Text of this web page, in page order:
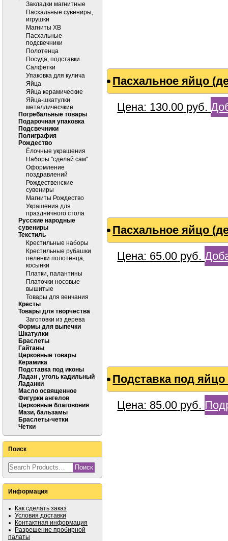
Закладки магнитные
Пасхальные сувениры,
игрушки
Магниты ХВ
Пасхальные
подсвечники
Полотенца
Посуда, подставки
Салфетки
Упаковка для кулича
Яйца
Яйца керамические
Яйца-шкатулки
металличесчкие
Погребальные товары
Подарочная упаковка
Подсвечники
Полиграфия
Рождество
Ёлочные украшения
Наборы "сделай сам"
Оформление
поздравлений
Рождественские
сувениры
Магниты Рождество
Украшения для
праздничного стола
Русские народные
сувениры
Текстиль
Крестильные наборы
Крестильные рубашки
пеленки полотенца,
косынки
Платки, палантины
Платочки носовые
вышитые
Товары для венчания
Кресты
Товары для творчества
Заготовки из дерева
Формы для выпечки
Шкатулки
Браслеты
Гайтаны
Церковные товары
Керамика
Подставка под иконы
Ладан , уголь кадильный
Ладанки
Масло освященное
Фигурки ангелов
Церковные благовония
Мази, бальзамы
Браслеты-четки
Четки
Поиск
Информация
Как сделать заказ
Условия доставки
Контактная информация
Разрешение пробирной
палаты
Пасхальное яйцо
Цена: 130.00 руб.
Пасхальное яйцо
Цена: 65.00 руб.
Подставка под
Цена: 85.00 руб.